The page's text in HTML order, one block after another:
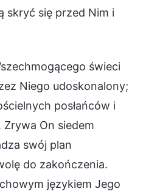
skryć się przed Nim i
świeci
Niego udoskonalony;
posłańców i
Zrywa On siedem
swój plan
do zakończenia.
językiem Jego